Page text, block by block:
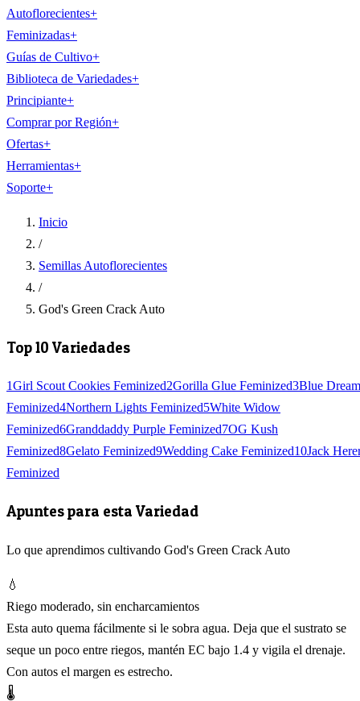
Autoflorecientes+
Feminizadas+
Guías de Cultivo+
Biblioteca de Variedades+
Principiante+
Comprar por Región+
Ofertas+
Herramientas+
Soporte+
Inicio
/
Semillas Autoflorecientes
/
God's Green Crack Auto
Top 10 Variedades
1Girl Scout Cookies Feminized2Gorilla Glue Feminized3Blue Dream
Feminized4Northern Lights Feminized5White Widow
Feminized6Granddaddy Purple Feminized7OG Kush
Feminized8Gelato Feminized9Wedding Cake Feminized10Jack
Feminized
Apuntes para esta Variedad
Lo que aprendimos cultivando God's Green Crack Auto
💧
Riego moderado, sin encharcamientos
Esta auto quema fácilmente si le sobra agua. Deja que el sustrato se
seque un poco entre riegos, mantén EC bajo 1.4 y vigila el drenaje.
Con autos el margen es estrecho.
🌡️